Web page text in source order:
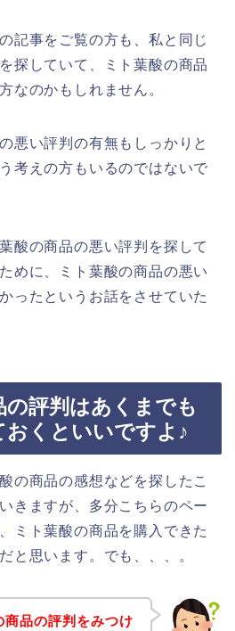
記事をご覧の方も、私と同じ
探していて、ミト葉酸の商品
なのかもしれません。
悪い評判の有無もしっかりと
考えの方もいるのではないで
酸の商品の悪い評判を探して
めに、ミト葉酸の商品の悪い
ったというお話をさせていた
の評判はあくまでも
おくといいですよ♪
の商品の感想などを探したこ
きますが、多分こちらのペー
ミト葉酸の商品を購入できた
と思います。でも、、、。
商品の評判をみつけ